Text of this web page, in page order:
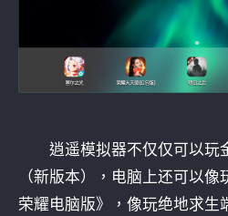
逍遥模拟器不仅仅可以玩
（新版本），电脑上还可以
荣耀电脑版》，像玩绝地求生